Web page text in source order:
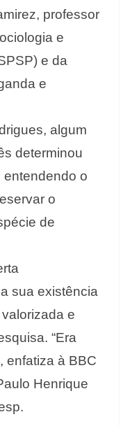
professor
e
e da
e
algum
determinou
entendendo o
o
de
sua existência
e
“Era
enfatiza à BBC
Henrique